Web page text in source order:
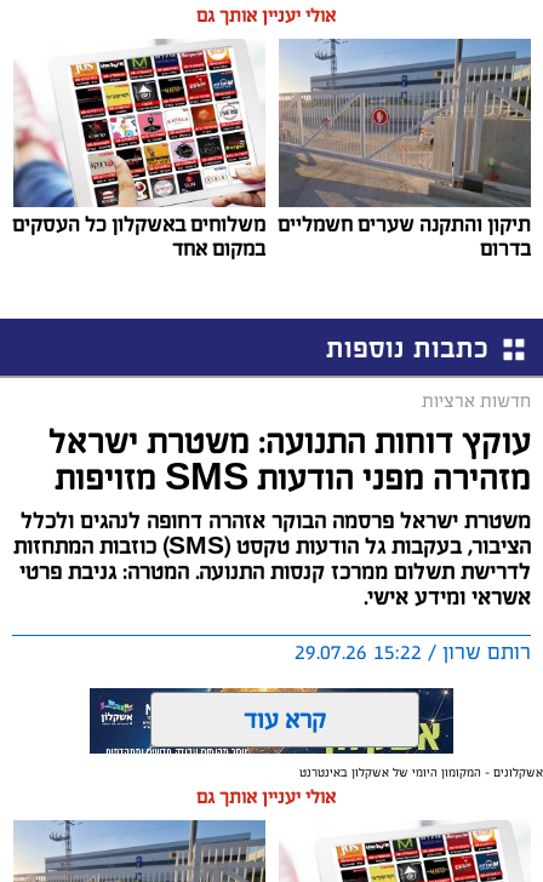
אולי יעניין אותך גם
תיקון והתקנה שערים חשמליים
בדרום
משלוחים באשקלון כל העסקים
במקום אחד
כתבות נוספות
חדשות ארציות
עוקץ דוחות התנועה: משטרת ישראל
מזהירה מפני הודעות SMS מזויפות
משטרת ישראל פרסמה הבוקר אזהרה דחופה לנהגים ולכלל
הציבור, בעקבות גל הודעות טקסט (SMS) כוזבות המתחזות
לדרישת תשלום ממרכז קנסות התנועה. המטרה: גניבת פרטי
אשראי ומידע אישי.
רותם שרון / 15:22 29.07.26
תגים:משטרת ישראל
קרא עוד
אשקלונים - המקומון היומי של אשקלון באינטרנט
אולי יעניין אותך גם